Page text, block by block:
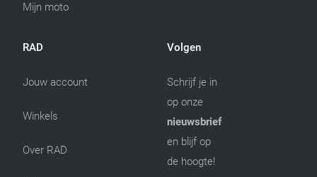
Mijn moto
RAD
Jouw account
Winkels
Over RAD
Volgen
Schrijf je in
op onze
nieuwsbrief
en blijf op
de hoogte!